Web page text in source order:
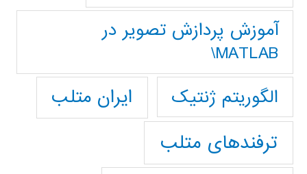
آموزش پردازش تصوير در
MATLAB\
الگوریتم ژنتیک
ایران متلب
ترفندهای متلب